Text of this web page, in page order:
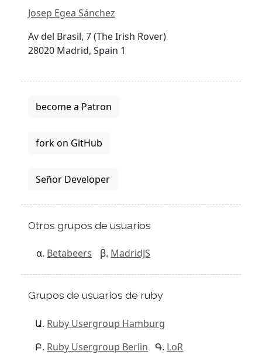
Josep Egea Sánchez
Av del Brasil, 7 (The Irish Rover)
28020 Madrid, Spain 1
become a Patron
fork on GitHub
Señor Developer
Otros grupos de usuarios
Betabeers MadridJS
Grupos de usuarios de ruby
Ruby Usergroup Hamburg
Ruby Usergroup Berlin
LoR